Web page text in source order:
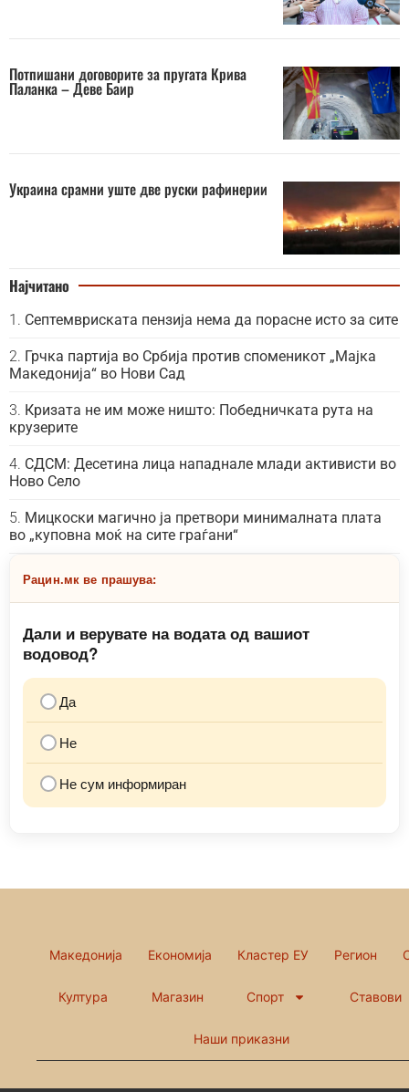
Потпишани договорите за пругата Крива
Паланка – Деве Баир
Украина срамни уште две руски рафинерии
Најчитано
Септемвриската пензија нема да порасне исто за сите
Грчка партија во Србија против споменикот „Мајка
Македонија“ во Нови Сад
Кризата не им може ништо: Победничката рута на
крузерите
СДСМ: Десетина лица нападнале млади активисти во
Ново Село
Мицкоски магично ја претвори минималната плата
во „куповна моќ на сите граѓани“
Рацин.мк ве прашува:
Дали и верувате на водата од вашиот
водовод?
Да
Не
Не сум информиран
Македонија Економија Кластер ЕУ Регион
Култура Магазин Спорт Ставови
Наши приказни